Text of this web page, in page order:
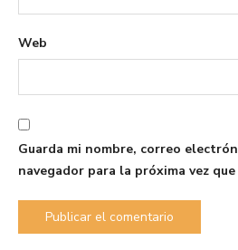
Web
Guarda mi nombre, correo
navegador para la próxima vez